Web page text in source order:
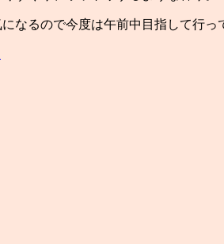
なるので今度は午前中目指して行っ